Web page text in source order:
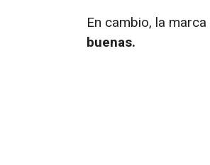
En cambio, la marca
buenas.